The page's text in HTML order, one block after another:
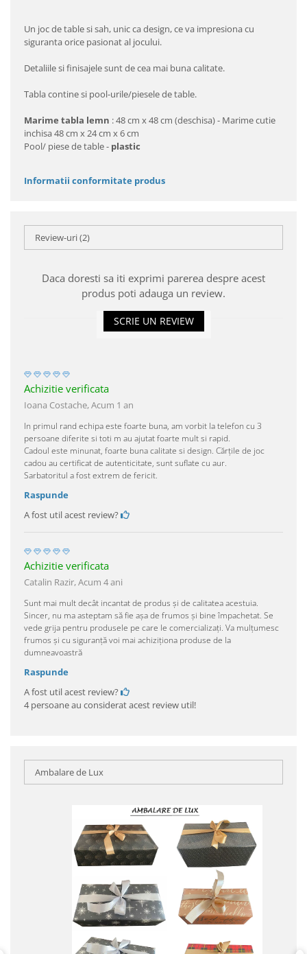
Un joc de table si sah, unic ca design, ce va impresiona cu
siguranta orice pasionat al jocului.
Detaliile si finisajele sunt de cea mai buna calitate.
Tabla contine si pool-urile/piesele de table.
Marime tabla lemn : 48 cm x 48 cm (deschisa) - Marime cutie
inchisa 48 cm x 24 cm x 6 cm
Pool/ piese de table - plastic
Informatii conformitate produs
Review-uri(2)
Daca doresti sa iti exprimi parerea despre acest
produs poti adauga un review.
SCRIE UN REVIEW
Achizitie verificata
Ioana Costache,Acum 1 an
In primul rand echipa este foarte buna, am vorbit la telefon cu 3
persoane diferite si toti m au ajutat foarte mult si rapid.
Cadoul este minunat, foarte buna calitate si design. Cărțile de joc
cadou au certificat de autenticitate, sunt suflate cu aur.
Sarbatoritul a fost extrem de fericit.
Raspunde
A fost util acest review?
Achizitie verificata
Catalin Razir,Acum 4 ani
Sunt mai mult decât incantat de produs și de calitatea acestuia.
Sincer, nu ma asteptam să fie așa de frumos și bine împachetat. Se
vede grija pentru produsele pe care le comercializați. Va mulțumesc
frumos și cu siguranță voi mai achiziționa produse de la
dumneavoastră
Raspunde
A fost util acest review?
4 persoane au considerat acest review util!
Ambalare de Lux